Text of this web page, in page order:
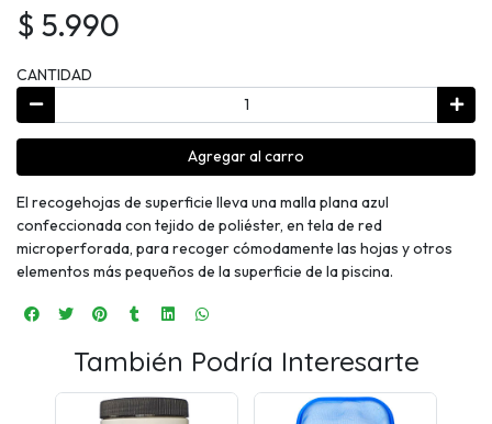
$ 5.990
CANTIDAD
Agregar al carro
El recogehojas de superficie lleva una malla plana azul
confeccionada con tejido de poliéster, en tela de red
microperforada, para recoger cómodamente las hojas y otros
elementos más pequeños de la superficie de la piscina.
También Podría Interesarte